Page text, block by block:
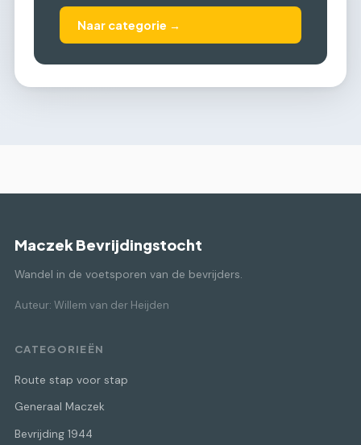
Naar categorie →
Maczek Bevrijdingstocht
Wandel in de voetsporen van de bevrijders.
Auteur: Willem van der Heijden
CATEGORIEËN
Route stap voor stap
Generaal Maczek
Bevrijding 1944